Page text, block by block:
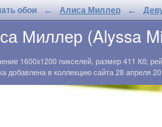
обои ← Алиса Миллер ←
Миллер (Alyssa
1600x1200 пикселей, размер 411 Кб;
добавлена в коллекцию сайта 28 апреля